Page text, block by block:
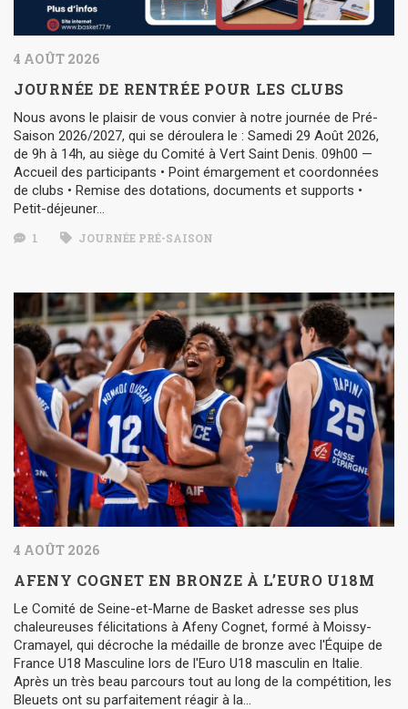
4 AOÛT 2026
JOURNÉE DE RENTRÉE POUR LES CLUBS
Nous avons le plaisir de vous convier à notre journée de Pré-
Saison 2026/2027, qui se déroulera le : Samedi 29 Août 2026,
de 9h à 14h, au siège du Comité à Vert Saint Denis. 09h00 —
Accueil des participants • Point émargement et coordonnées
de clubs • Remise des dotations, documents et supports •
Petit-déjeuner…
1 JOURNÉE PRÉ-SAISON
4 AOÛT 2026
AFENY COGNET EN BRONZE À L’EURO U18M
Le Comité de Seine-et-Marne de Basket adresse ses plus
chaleureuses félicitations à Afeny Cognet, formé à Moissy-
Cramayel, qui décroche la médaille de bronze avec l'Équipe de
France U18 Masculine lors de l'Euro U18 masculin en Italie.
Après un très beau parcours tout au long de la compétition, les
Bleuets ont su parfaitement réagir à la...